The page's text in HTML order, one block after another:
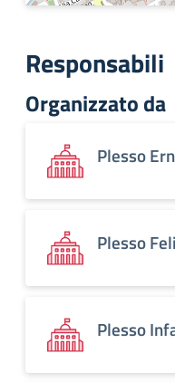
Responsabili
Organizzato da
Plesso
Plesso
Plesso